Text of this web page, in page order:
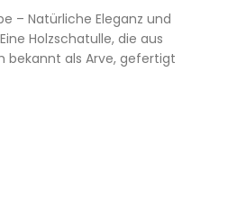
– Natürliche Eleganz und
Holzschatulle, die aus
bekannt als Arve, gefertigt